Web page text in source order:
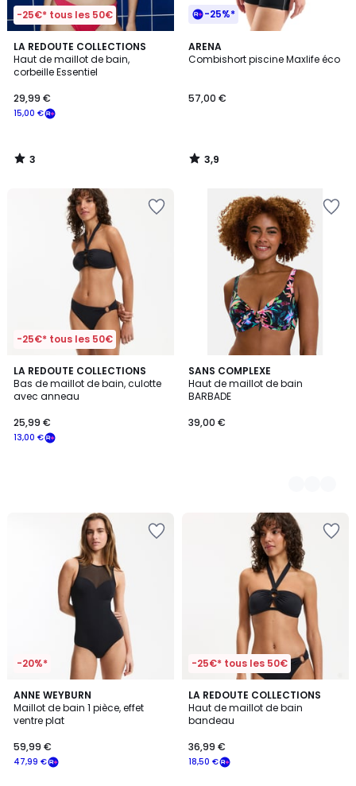
-25€* tous les 50€
LA REDOUTE COLLECTIONS
Haut de maillot de bain,
corbeille Essentiel
15,00 €
29,99 €
3
/
5
3
/
-25%*
ARENA
Combishort piscine Maxlife éco
57,00 €
3,9
/ 5
3,9
/
-25€* tous les 50€
LA REDOUTE COLLECTIONS
Bas de maillot de bain, culotte
avec anneau
13,00 €
25,99 €
SANS COMPLEXE
Haut de maillot de bain
BARBADE
39,00 €
2
Couleurs
-20%*
ANNE WEYBURN
Maillot de bain 1 pièce, effet
ventre plat
47,99 €
59,99 €
4,8
/ 5
-25€* tous les 50€
LA REDOUTE COLLECTIONS
Haut de maillot de bain
bandeau
18,50 €
36,99 €
5
/
5